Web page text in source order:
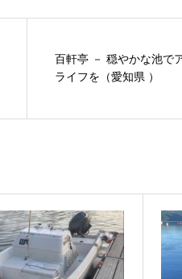
百軒亭 － 穏やかな池で
ライフを（愛知県 ）